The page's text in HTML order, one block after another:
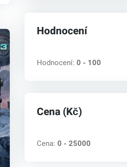
Hodnocení
Hodnocení:0 - 100
Cena (Kč)
Cena:0 - 25000